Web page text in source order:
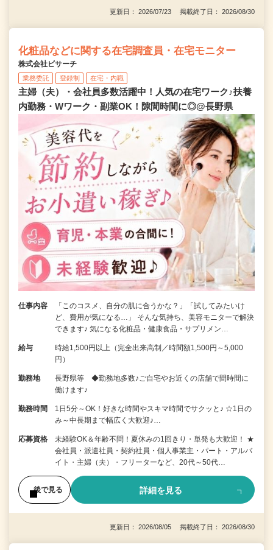
更新日： 2026/07/23 掲載終了日： 2026/08/30
化粧品などに関する在宅調査員・在宅モニター
株式会社ビサーチ
業務委託 登録制 在宅・内職
主婦（夫）・会社員多数活躍中！人気の在宅ワーク♪扶養
内勤務・Wワーク・副業OK！隙間時間に◎@長野県
仕事内容
「このコスメ、自分の肌に合うかな？」「試してみたいけ
ど、費用が気になる…」 そんな気持ち、美容モニターで解決
できます♪ 気になる化粧品・健康食品・サプリメン…
給与
時給1,500円以上（完全出来高制／時間額1,500円～5,000
円）
勤務地
長野県等 ◆勤務地多数♪ご自宅やお近くの店舗で間時間に
働けます♪
勤務時間
1日5分～OK！好きな時間やスキマ時間でサクッと♪ ☆1日の
み～中長期まで幅広く大歓迎♪…
応募資格
未経験OK＆年齢不問！夏休みの1回きり・単発も大歓迎！ ★
会社員・派遣社員・契約社員・個人事業主・パート・アルバ
イト・主婦（夫）・フリーターなど、20代～50代…
後で見る 詳細を見る
更新日： 2026/08/05 掲載終了日： 2026/08/30